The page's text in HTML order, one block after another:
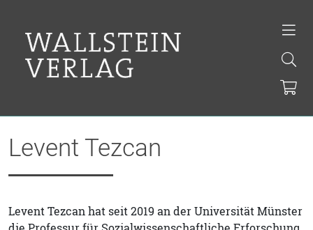
Levent Tezcan
Levent Tezcan hat seit 2019 an der Universität Münster